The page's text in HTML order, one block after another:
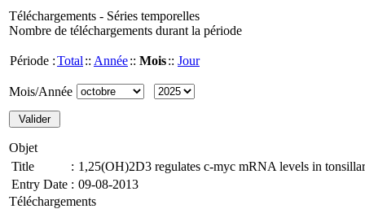
Téléchargements - Séries temporelles
Nombre de téléchargements durant la période
Période :Total :: Année:: Mois:: Jour
Mois/Année
Objet
Title
: 1,25(OH)2D3 regulates c-myc mRNA levels in
Entry Date : 09-08-2013
Téléchargements